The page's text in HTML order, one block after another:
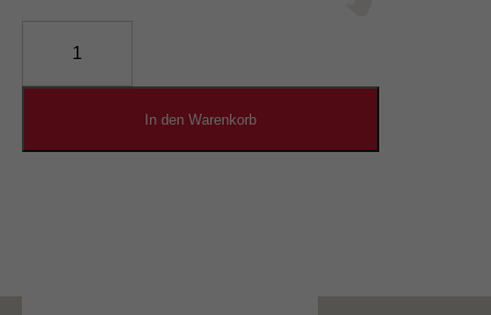
Designputz
In den Warenkorb